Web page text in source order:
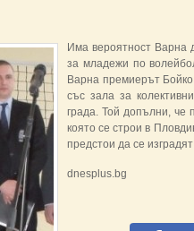
Има вероятност Варна
за младежи по
Варна премиерът Бойко
със зала за
града. Той допълни, че
която се строи в
предстои да се
dnesplus.bg